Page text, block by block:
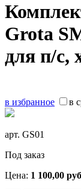
Grota
для п/с,
в избранное в
арт. GS01
Под заказ
Цена: 1 100,00 руб